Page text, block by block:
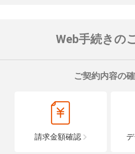
Web手続きの
ご契約内容の
請求金額確認